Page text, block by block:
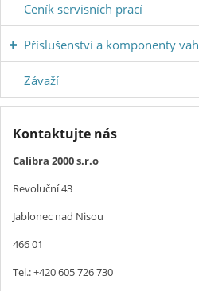
Ceník servisních prací
Příslušenství a komponenty vah
Závaží
Kontaktujte nás
Calibra 2000 s.r.o
Revoluční 43
Jablonec nad Nisou
466 01
Tel.: +420 605 726 730